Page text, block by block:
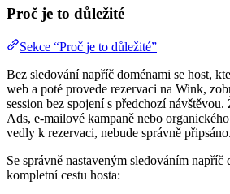
Proč je to důležité
Sekce “Proč je to důležité”
Bez sledování napříč doménami se host,
web a poté provede rezervaci na Wink,
session bez spojení s předchozí
Ads, e-mailové kampaně nebo
vedly k rezervaci, nebude správně připsáno.
Se správně nastaveným sledováním napříč
kompletní cestu hosta: